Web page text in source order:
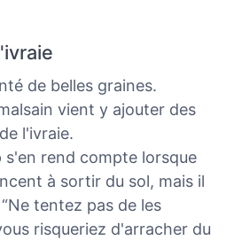
de belles graines.
vient y ajouter des
l'ivraie.
s'en rend compte lorsque
à sortir du sol, mais il
tentez pas de les
risqueriez d'arracher du